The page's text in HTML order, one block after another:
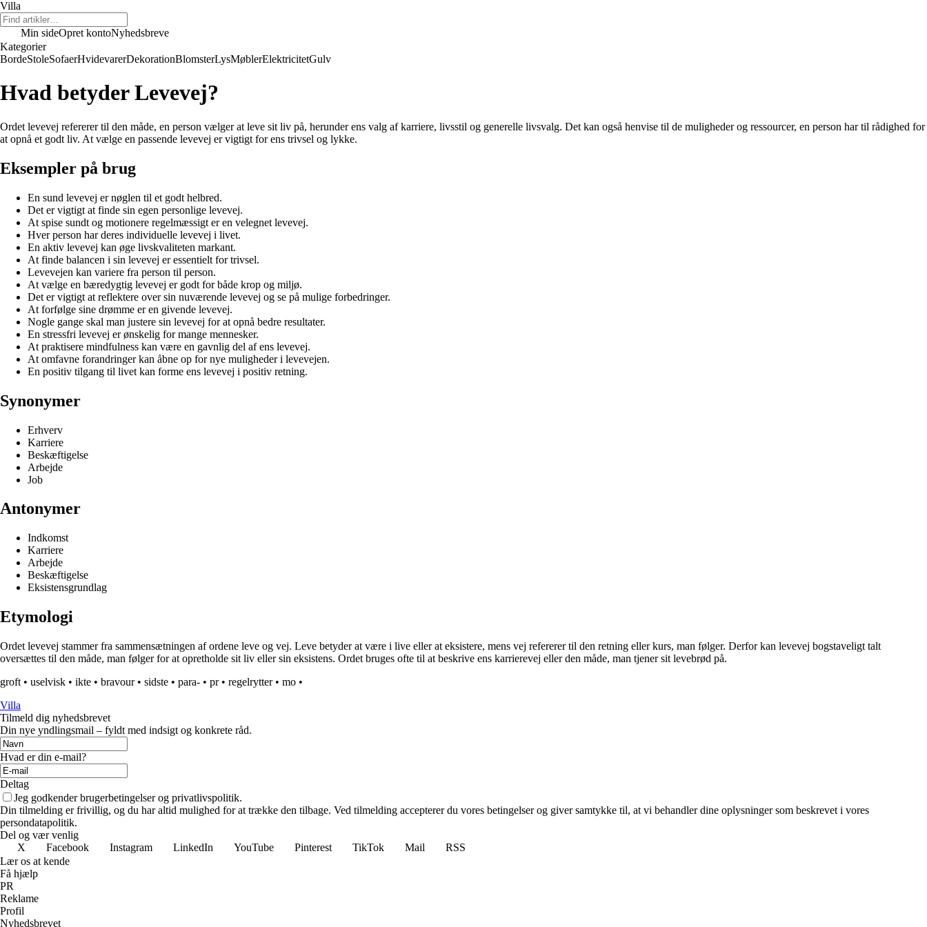
Villa
Min sideOpret kontoNyhedsbreve
Kategorier
BordeStoleSofaerHvidevarerDekorationBlomsterLysMøblerElektricitetGulv
Hvad betyder Levevej?
Ordet levevej refererer til den måde, en person vælger at leve sit liv på, herunder ens valg af karriere, livsstil og generelle livsvalg. Det kan også henvise til de muligheder og ressourcer, en person har til rådighed for
at opnå et godt liv. At vælge en passende levevej er vigtigt for ens trivsel og lykke.
Eksempler på brug
En sund levevej er nøglen til et godt helbred.
Det er vigtigt at finde sin egen personlige levevej.
At spise sundt og motionere regelmæssigt er en velegnet levevej.
Hver person har deres individuelle levevej i livet.
En aktiv levevej kan øge livskvaliteten markant.
At finde balancen i sin levevej er essentielt for trivsel.
Levevejen kan variere fra person til person.
At vælge en bæredygtig levevej er godt for både krop og miljø.
Det er vigtigt at reflektere over sin nuværende levevej og se på mulige forbedringer.
At forfølge sine drømme er en givende levevej.
Nogle gange skal man justere sin levevej for at opnå bedre resultater.
En stressfri levevej er ønskelig for mange mennesker.
At praktisere mindfulness kan være en gavnlig del af ens levevej.
At omfavne forandringer kan åbne op for nye muligheder i levevejen.
En positiv tilgang til livet kan forme ens levevej i positiv retning.
Synonymer
Erhverv
Karriere
Beskæftigelse
Arbejde
Job
Antonymer
Indkomst
Karriere
Arbejde
Beskæftigelse
Eksistensgrundlag
Etymologi
Ordet levevej stammer fra sammensætningen af ordene leve og vej. Leve betyder at være i live eller at eksistere, mens vej refererer til den retning eller kurs, man følger. Derfor kan levevej bogstaveligt talt
oversættes til den måde, man følger for at opretholde sit liv eller sin eksistens. Ordet bruges ofte til at beskrive ens karrierevej eller den måde, man tjener sit levebrød på.
groft • uselvisk • ikte • bravour• sidste • para- • pr• regelrytter• mo •
Villa
Tilmeld dig nyhedsbrevet
Din nye yndlingsmail – fyldt med indsigt og konkrete råd.
Hvad er din e-mail?
Deltag
Jeg godkender brugerbetingelser og privatlivspolitik.
Din tilmelding er frivillig, og du har altid mulighed for at trække den tilbage. Ved tilmelding accepterer du vores betingelser og giver samtykke til, at vi behandler dine oplysninger som beskrevet i vores
persondatapolitik.
Del og vær venlig
X
Facebook Instagram LinkedIn YouTube Pinterest TikTok Mail
RSS
Lær os at kende
Få hjælp
PR
Reklame
Profil
Nyhedsbrevet